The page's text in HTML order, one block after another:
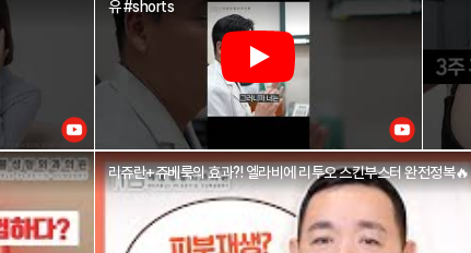
유 #shorts
리쥬란+쥬베룩의 효과?! 엘라비에 리투오 스킨부스터 완전정복🔥